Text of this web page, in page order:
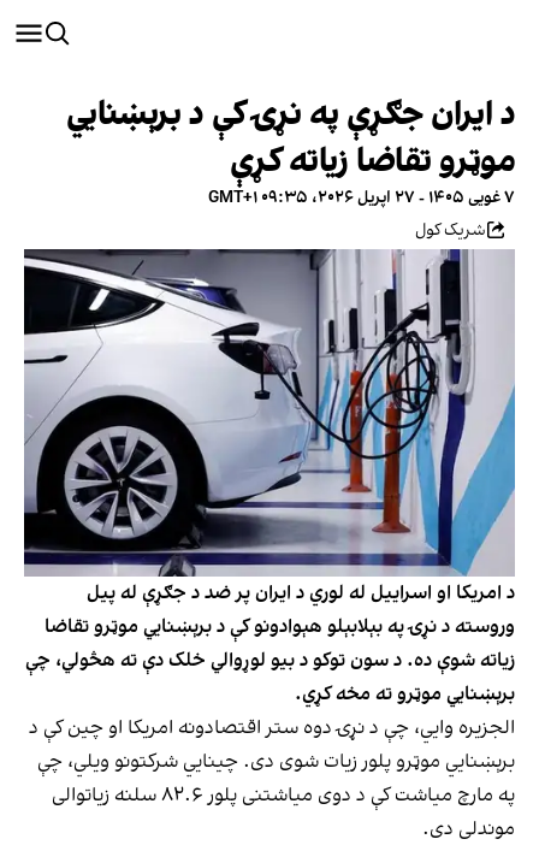
د ایران جګړې په نړۍ کې د برېښنایي
موټرو تقاضا زیاته کړې
۷ غویی ۱۴۰۵ - ۲۷ اپریل ۲۰۲۶، ۰۹:۳۵ GMT+۱
شریک کول
د امریکا او اسراییل له لوري د ایران پر ضد د جګړې له پیل
وروسته د نړۍ په بېلابېلو هېوادونو کې د برېښنایي موټرو تقاضا
زیاته شوې ده. د سون توکو د بیو لوړوالي خلک دې ته هڅولي، چې
برېښنایي موټرو ته مخه کړي.
الجزیره وایي، چې د نړۍ دوه ستر اقتصادونه امریکا او چین کې د
برېښنایي موټرو پلور زیات شوی دی. چینایي شرکتونو ویلي، چې
په مارچ میاشت کې د دوی میاشتنی پلور ۸۲.۶ سلنه زیاتوالی
موندلی دی.